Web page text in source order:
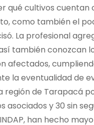
qué cultivos cuentan
como también el
La profesional
también conozcan
afectados,
la eventualidad de
región de Tarapacá
asociados y 30 sin
han hecho